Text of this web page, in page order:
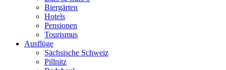
Biergärten
Hotels
Pensionen
Tourismus
Ausflüge
Sächsische Schweiz
Pillnitz